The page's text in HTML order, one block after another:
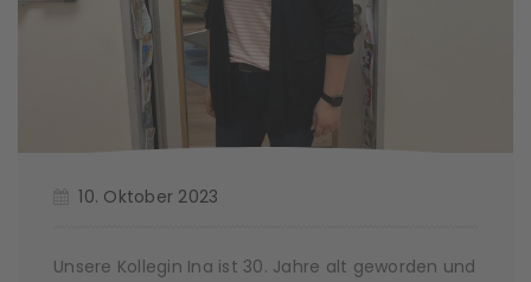
10. Oktober 2023
Unsere Kollegin Ina ist 30. Jahre alt geworden und